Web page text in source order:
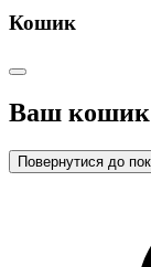
Кошик
Ваш кошик
Повернутися до